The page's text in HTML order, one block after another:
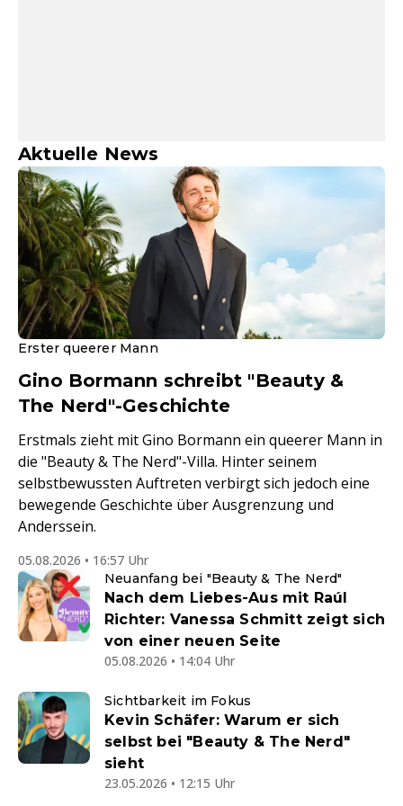
Aktuelle News
Erster queerer Mann
Gino Bormann schreibt "Beauty &
The Nerd"-Geschichte
Erstmals zieht mit Gino Bormann ein queerer Mann in
die "Beauty & The Nerd"-Villa. Hinter seinem
selbstbewussten Auftreten verbirgt sich jedoch eine
bewegende Geschichte über Ausgrenzung und
Anderssein.
05.08.2026 • 16:57 Uhr
Neuanfang bei "Beauty & The Nerd"
Nach dem Liebes-Aus mit Raúl
Richter: Vanessa Schmitt zeigt sich
von einer neuen Seite
05.08.2026 • 14:04 Uhr
Sichtbarkeit im Fokus
Kevin Schäfer: Warum er sich
selbst bei "Beauty & The Nerd"
sieht
23.05.2026 • 12:15 Uhr